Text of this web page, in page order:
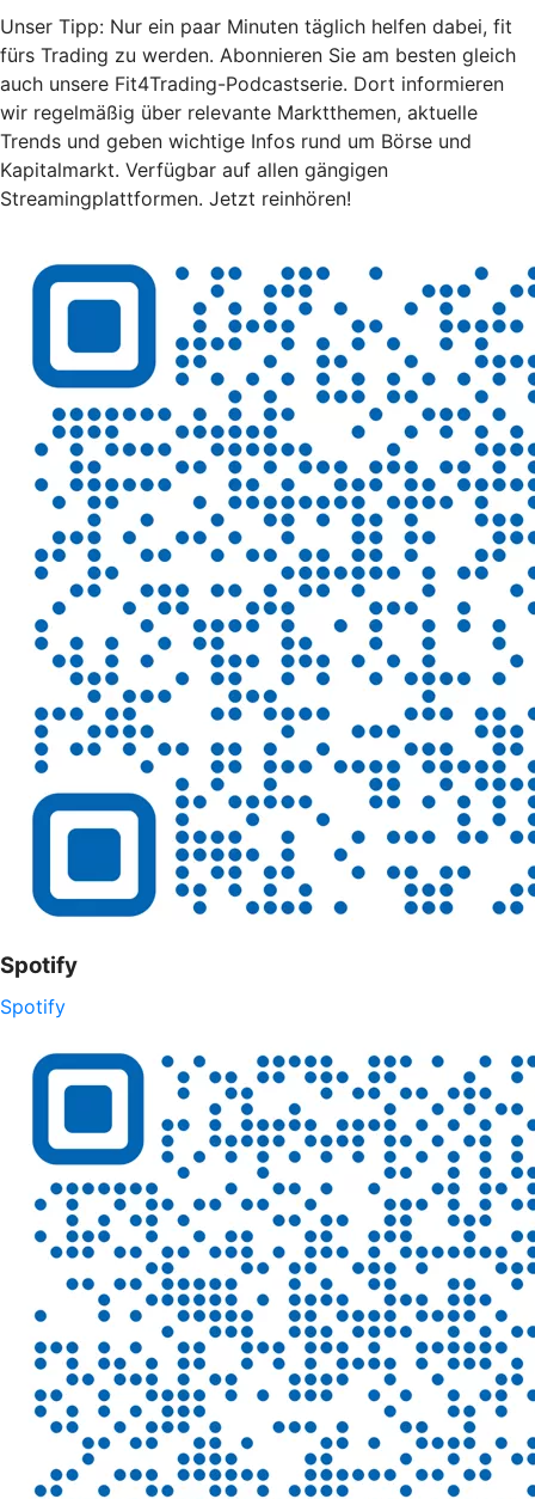
Unser Tipp: Nur ein paar Minuten täglich helfen dabei, fit
fürs Trading zu werden. Abonnieren Sie am besten gleich
auch unsere Fit4Trading-Podcastserie. Dort informieren
wir regelmäßig über relevante Marktthemen, aktuelle
Trends und geben wichtige Infos rund um Börse und
Kapitalmarkt. Verfügbar auf allen gängigen
Streamingplattformen. Jetzt reinhören!
Spotify
Spotify